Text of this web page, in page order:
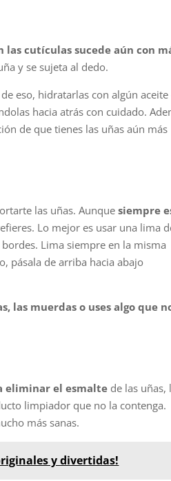
las cutículas sucede aún con
y se sujeta al dedo.
eso, hidratarlas con algún aceite
hacia atrás con cuidado.
de que tienes las uñas aún más
las uñas. Aunquesiempre
Lo mejor es usar una lima
Lima siempre en la misma
pásala de arriba hacia abajo
las muerdas o uses algo que
eliminar el esmalte de las uñas,
limpiador que no la contenga.
más sanas.
y divertidas!